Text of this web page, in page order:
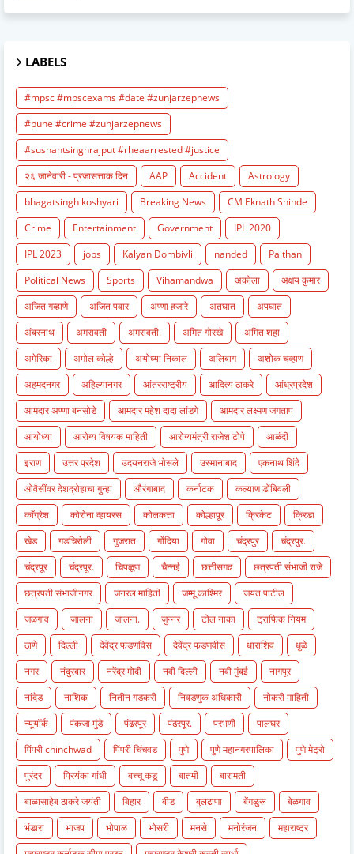
LABELS
#mpsc #mpscexams #date #zunjarzepnews
#pune #crime #zunjarzepnews
#sushantsinghrajput #rheaarrested #justice
२६ जानेवारी - प्रजासत्ताक दिन
AAP Accident
Astrology
bhagatsingh koshyari
Breaking News
CM Eknath Shinde
Crime
Entertainment Government
IPL 2020
IPL 2023
jobs Kalyan Dombivli nanded
Paithan
Political News
Sports Vihamandwa अकोला
अक्षय कुमार
अजित गव्हाणे
अजित पवार अण्णा हजारे अतघात
अपघात
अंबरनाथ
अमरावती अमरावती. अमित गोरखे
अमित शहा
अमेरिका
अमोल कोल्हे अयोध्या निकाल अलिबाग
अशोक चव्हाण
अहमदनगर
अहिल्यानगर आंतरराष्ट्रीय आदित्य ठाकरे
आंध्रप्रदेश
आमदार अण्णा बनसोडे
आमदार महेश दादा लांडगे
आमदार लक्ष्मण जगताप
आयोध्या
आरोग्य विषयक माहिती आरोग्यमंत्री राजेश टोपे
आळंदी
इराण
उत्तर प्रदेश उदयनराजे भोसले उस्मानाबाद
एकनाथ शिंदे
ओवैसींवर देशद्रोहाचा गुन्हा
औरंगाबाद कर्नाटक
कल्याण डोंबिवली
काँग्रेश
कोरोना व्हायरस कोलकत्ता कोल्हापूर क्रिकेट
क्रिडा
खेड
गडचिरोली गुजरात गोंदिया गोवा चंद्रपुर
चंद्रपुर.
चंद्रपूर
चंद्रपूर. चिपळूण चैन्नई छत्तीसगढ
छत्रपती संभाजी राजे
छत्रपती संभाजीनगर
जनरल माहिती जम्मू काश्मिर
जयंत पाटील
जळगाव
जालना जालना. जुन्नर टोल नाका
ट्राफिक नियम
ठाणे
दिल्ली देवेंद्र फडणविस देवेंद्र फडणवीस धाराशिव
धुळे
नगर
नंदुरबार नरेंद्र मोदी नवी दिल्ली नवी मुंबई
नागपूर
नांदेड
नाशिक नितीन गडकरी निवडणुक अधिकारी
नोकरी माहिती
न्यूयॉर्क
पंकजा मुंडे पंढरपूर पंढरपूर. परभणी
पालघर
पिंपरी chinchwad
पिंपरी चिंचवड पुणे पुणे महानगरपालिका
पुणे मेट्रो
पुरंदर
प्रियंका गांधी बच्चू कडू बातमी
बारामती
बाळासाहेब ठाकरे जयंती
बिहार बीड बुलढाणा बेंगळुरू
बेळगाव
भंडारा
भाजप भोपाळ भोसरी मनसे मनोरंजन
महाराष्ट्र